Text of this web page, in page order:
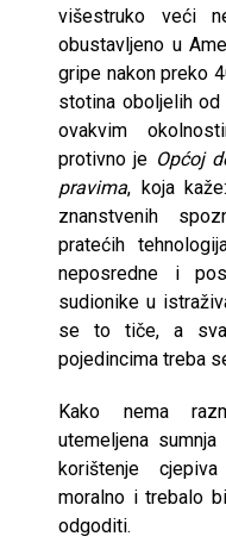
višestruko veći
obustavljeno u
gripe nakon preko
stotina oboljelih od
ovakvim
protivno je Općoj
pravima, koja
znanstvenih
pratećih
neposredne i
sudionike u
se to tiče, a
pojedincima treba
Kako nema
utemeljena
korištenje
moralno i trebalo
odgoditi.